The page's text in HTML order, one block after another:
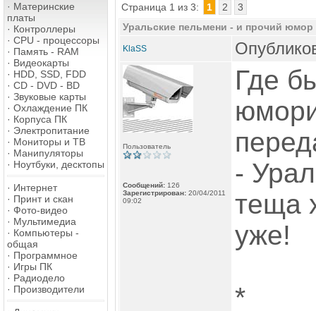
· Материнские
платы
· Контроллеры
· CPU - процессоры
· Память - RAM
· Видеокарты
· HDD, SSD, FDD
· CD - DVD - BD
· Звуковые карты
· Охлаждение ПК
· Корпуса ПК
· Электропитание
· Мониторы и ТВ
· Манипуляторы
· Ноутбуки, десктопы
· Интернет
· Принт и скан
· Фото-видео
· Мультимедиа
· Компьютеры -
общая
· Программное
· Игры ПК
· Радиодело
· Производители
Страница 1 из 3: 1 2
3
Уральские пельмени - и прочий юмор
KlaSS
Пользователь
Сообщений: 126
Зарегистрирован: 20/04/2011
09:02
Где
-
теща
уже!
*